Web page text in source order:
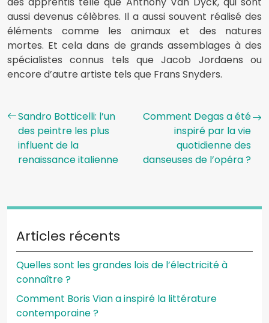
aussi devenus célèbres. Il a aussi souvent réalisé des
éléments comme les animaux et des natures
mortes. Et cela dans de grands assemblages à des
spécialistes connus tels que Jacob Jordaens ou
encore d’autre artiste tels que Frans Snyders.
Sandro Botticelli: l’un
des peintre les plus
influent de la
renaissance italienne
Comment Degas a été
inspiré par la vie
quotidienne des
danseuses de l’opéra ?
Articles récents
Quelles sont les grandes lois de l’électricité à
connaître ?
Comment Boris Vian a inspiré la littérature
contemporaine ?